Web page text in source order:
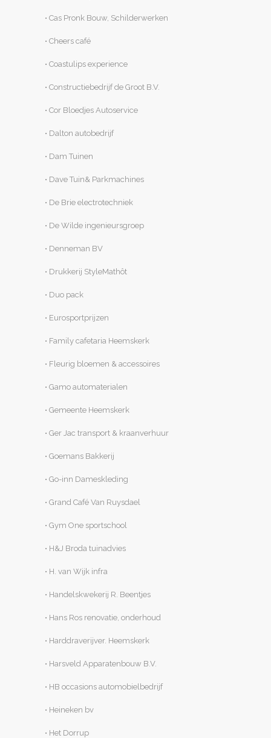
• Cas Pronk Bouw, Schilderwerken
• Cheers café
• Coastulips experience
• Constructiebedrijf de Groot B.V.
• Cor Bloedjes Autoservice
• Dalton autobedrijf
• Dam Tuinen
• Dave Tuin& Parkmachines
• De Brie electrotechniek
• De Wilde ingenieursgroep
• Denneman BV
• Drukkerij StyleMathôt
• Duo pack
• Eurosportprijzen
• Family cafetaria Heemskerk
• Fleurig bloemen & accessoires
• Gamo automaterialen
• Gemeente Heemskerk
• Ger Jac transport & kraanverhuur
• Goemans Bakkerij
• Go-inn Dameskleding
• Grand Café Van Ruysdael
• Gym One sportschool
• H&J Broda tuinadvies
• H. van Wijk infra
• Handelskwekerij R. Beentjes
• Hans Ros renovatie, onderhoud
• Harddraverijver. Heemskerk
• Harsveld Apparatenbouw B.V.
• HB occasions automobielbedrijf
• Heineken bv
• Het Dorrup